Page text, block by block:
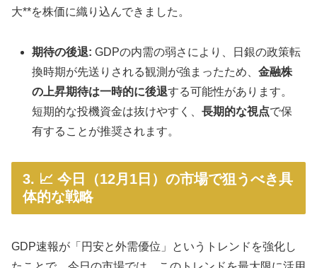
大**を株価に織り込んできました。
期待の後退: GDPの内需の弱さにより、日銀の政策転
換時期が先送りされる観測が強まったため、金融株
の上昇期待は一時的に後退する可能性があります。
短期的な投機資金は抜けやすく、長期的な視点で保
有することが推奨されます。
3. 📈 今日（12月1日）の市場で狙うべき具
体的な戦略
GDP速報が「円安と外需優位」というトレンドを強化し